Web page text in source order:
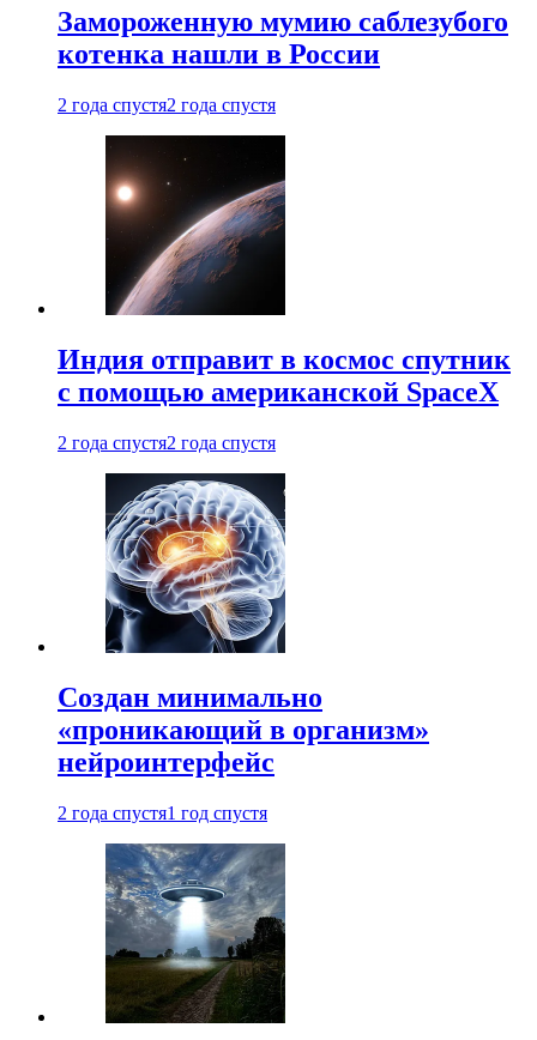
Замороженную мумию саблезубого
котенка нашли в России
2 года спустя2 года спустя
Индия отправит в космос спутник
с помощью американской SpaceX
2 года спустя2 года спустя
Создан минимально
«проникающий в организм»
нейроинтерфейс
2 года спустя1 год спустя